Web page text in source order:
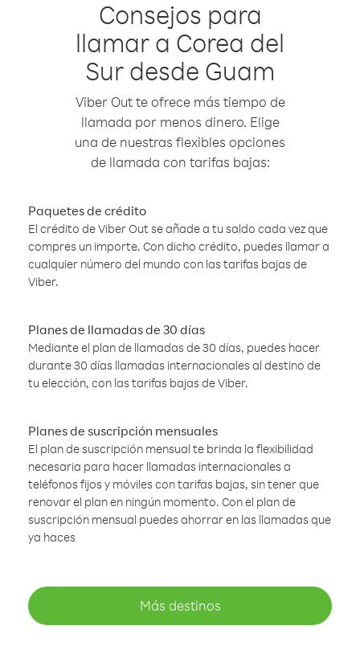
Consejos para
llamar a Corea del
Sur desde Guam
Viber Out te ofrece más tiempo de
llamada por menos dinero. Elige
una de nuestras flexibles opciones
de llamada con tarifas bajas:
Paquetes de crédito
El crédito de Viber Out se añade a tu saldo cada vez que
compres un importe. Con dicho crédito, puedes llamar a
cualquier número del mundo con las tarifas bajas de
Viber.
Planes de llamadas de 30 días
Mediante el plan de llamadas de 30 días, puedes hacer
durante 30 días llamadas internacionales al destino de
tu elección, con las tarifas bajas de Viber.
Planes de suscripción mensuales
El plan de suscripción mensual te brinda la flexibilidad
necesaria para hacer llamadas internacionales a
teléfonos fijos y móviles con tarifas bajas, sin tener que
renovar el plan en ningún momento. Con el plan de
suscripción mensual puedes ahorrar en las llamadas que
ya haces
Más destinos